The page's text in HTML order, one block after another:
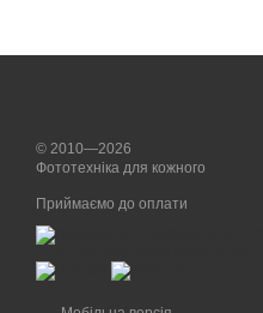
© 2010—2026
Фототехніка для кожного
Приймаємо до оплати